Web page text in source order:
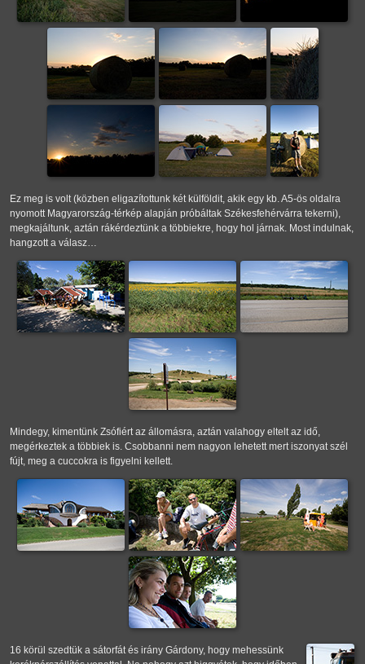
Ez meg is volt (közben eligazítottunk két külföldit, akik egy kb. A5-ös oldalra
nyomott Magyarország-térkép alapján próbáltak Székesfehérvárra tekerni),
megkajáltunk, aztán rákérdeztünk a többiekre, hogy hol járnak. Most indulnak,
hangzott a válasz…
Mindegy, kimentünk Zsófiért az állomásra, aztán valahogy eltelt az idő,
megérkeztek a többiek is. Csobbanni nem nagyon lehetett mert iszonyat szél
fújt, meg a cuccokra is figyelni kellett.
16 körül szedtük a sátorfát és irány Gárdony, hogy mehessünk